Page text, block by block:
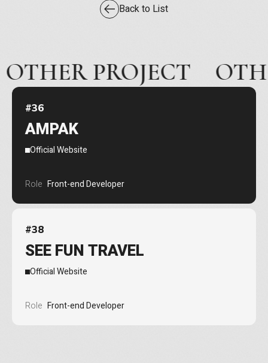
Back to List
OTHER PROJECT
#36
AMPAK
Official Website
Role Front-end Developer
#38
SEE FUN TRAVEL
Official Website
Role Front-end Developer